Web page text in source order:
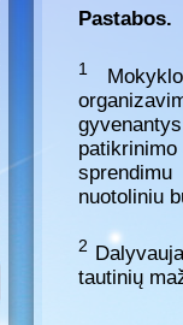
Pastabos.
1
nuotoliniu
2
tautinių